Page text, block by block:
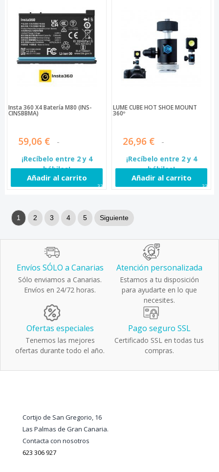
Insta 360 X4 Batería M80 (INS-
CINSBBMA)
59,06 €
¡Recíbelo entre 2 y 4
hábiles!
Añadir al carrito
331
LUME CUBE HOT SHOE MOUNT
360º
26,96 €
¡Recíbelo entre 2 y 4
hábiles!
Añadir al carrito
332
1 2 3 4 5 Siguiente
Envíos SÓLO a Canarias
Sólo enviamos a Canarias.
Envíos en 24/72 horas.
Atención personalizada
Estamos a tu disposición
para ayudarte en lo que
necesites.
Ofertas especiales
Tenemos las mejores
ofertas durante todo el año.
Pago seguro SSL
Certificado SSL en todas tus
compras.
Cortijo de San Gregorio, 16
Las Palmas de Gran Canaria.
Contacta con nosotros
623 306 927